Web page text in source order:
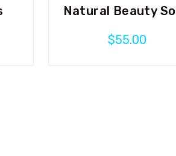
Natural Beauty
$55.00